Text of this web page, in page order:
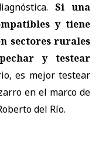
Si una
y tiene
sectores rurales
y testear
es mejor testear
en el marco de
del Río.